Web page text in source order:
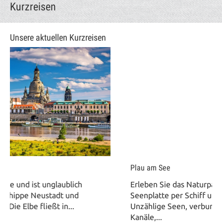
Kurzreisen
Unsere aktuellen Kurzreisen
Erleben Sie das Naturparadies Mecklenburgische
Seenplatte per Schiff und auf schönen Busausflügen.
Unzählige Seen, verbunden durch sanfte Flüsse und